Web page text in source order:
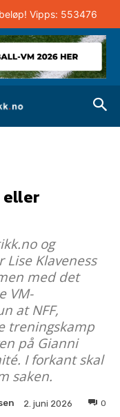
Vipps: 553476
eller
og
Lise Klaveness
med det
VM-
at NFF,
treningskamp
på Gianni
I forkant skal
saken.
2. juni 2026 0